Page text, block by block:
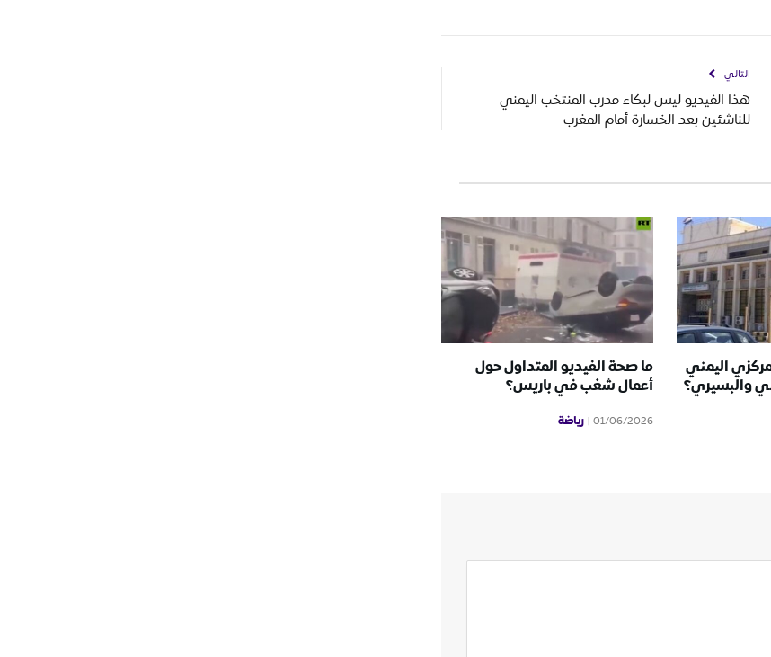
التالي
هذا الفيديو ليس لبكاء مدرب المنتخب اليمني
للناشئين بعد الخسارة أمام المغرب
اليمني
والبسيري؟
ما صحة الفيديو المتداول حول
أعمال شغب في باريس؟
01/06/2026 رياضة